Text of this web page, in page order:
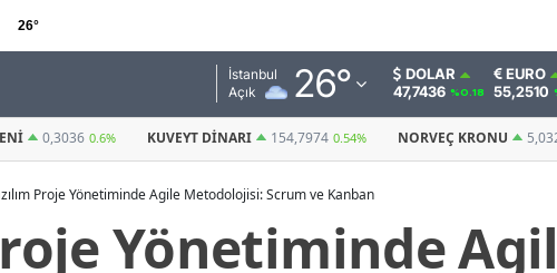
26°
İstanbul
Açık
26°
Adana
Adıyaman
Afyonkarahisar
Ağrı
Amasya
DOLAR
47,7436 %0.18
EURO
55,2510
DINARI 154,7974 0.54% NORVEÇ KRONU 5,0328 0.58% BITCOIN(USDT)
Proje Yönetiminde Agile Metodolojisi: Scrum ve Kanban
Yönetiminde